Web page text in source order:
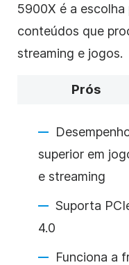
5900X é a
conteúdos que
streaming e jogos.
Prós
superior em
e streaming
Suporta
4.0
Funciona a